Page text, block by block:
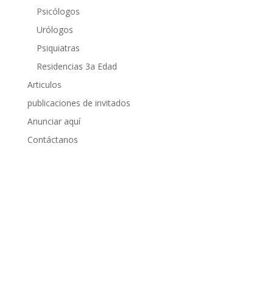
Psicólogos
Urólogos
Psiquiatras
Residencias 3a Edad
Articulos
publicaciones de invitados
Anunciar aquí
Contáctanos